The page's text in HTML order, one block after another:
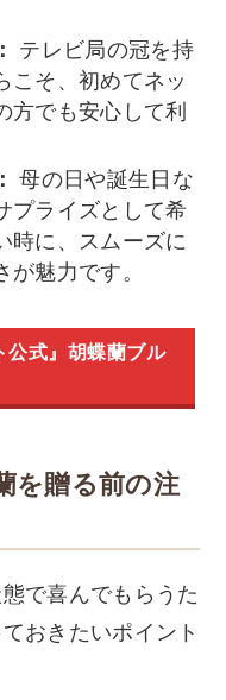
テレビ局の冠を持
こそ、初めてネッ
方でも安心して利
母の日や誕生日な
プライズとして希
時に、スムーズに
魅力です。
公式』胡蝶蘭ブル
を贈る前の注
で喜んでもらうた
おきたいポイント